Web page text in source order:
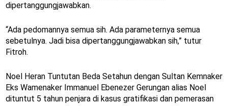
dipertanggungjawabkan.
“Ada pedomannya semua sih. Ada parameternya semua
sebetulnya. Jadi bisa dipertanggungjawabkan sih,” tutur
Fitroh.
Noel Heran Tuntutan Beda Setahun dengan Sultan Kemnaker
Eks Wamenaker Immanuel Ebenezer Gerungan alias Noel
dituntut 5 tahun penjara di kasus gratifikasi dan pemerasan